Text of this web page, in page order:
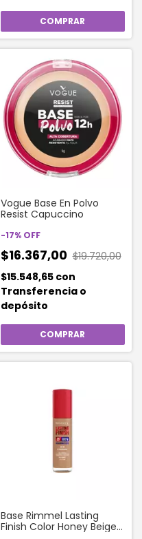
Vogue Base En Polvo
Resist Capuccino
-17% OFF
$16.367,00 $19.720,00
$15.548,65 con
Transferencia o
depósito
Base Rimmel Lasting
Finish Color Honey Beige